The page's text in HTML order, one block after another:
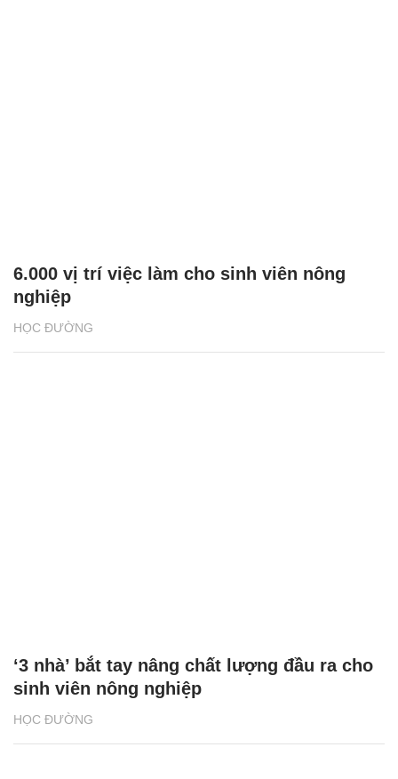
HỌC ĐƯỜNG
6.000 vị trí việc làm cho sinh viên nông
nghiệp
HỌC ĐƯỜNG
‘3 nhà’ bắt tay nâng chất lượng đầu ra cho
sinh viên nông nghiệp